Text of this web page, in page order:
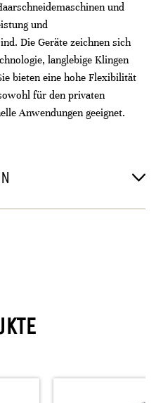
und
und
Die Geräte zeichnen sich
langlebige Klingen
bieten eine hohe Flexibilität
für den privaten
Anwendungen geeignet.